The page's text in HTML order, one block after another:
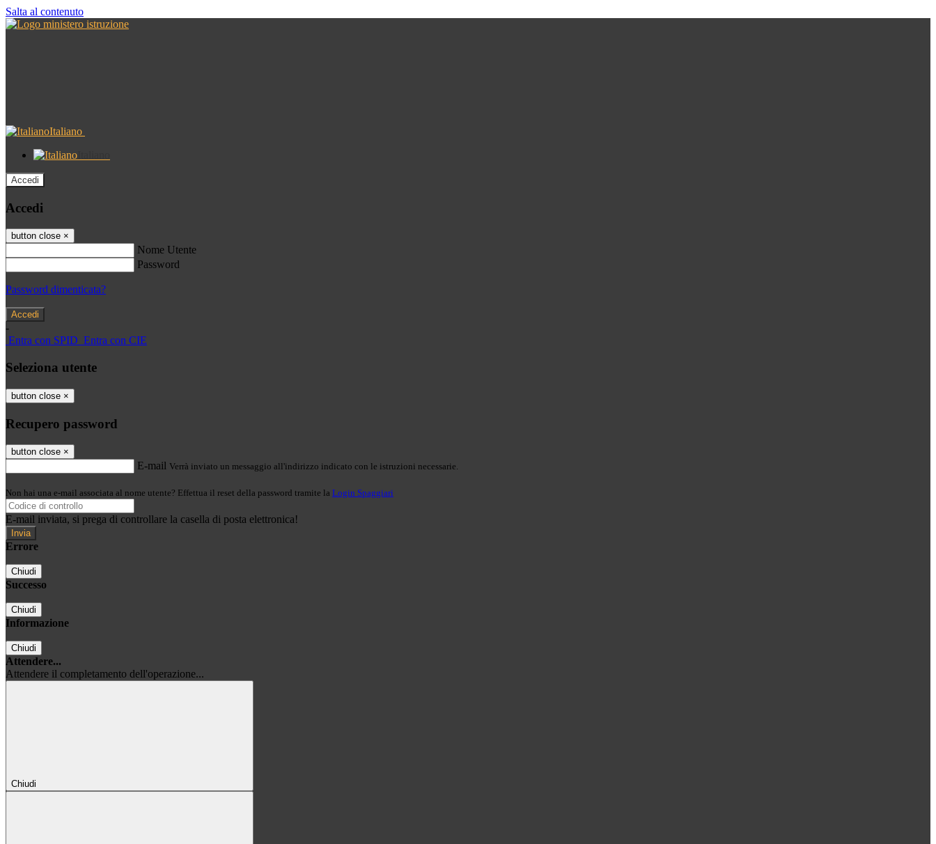
Salta al contenuto
Italiano
Accedi
Accedi
button close ×
Nome Utente
Password
Password dimenticata?
-
Entra con SPID Entra con CIE
Seleziona utente
button close ×
Recupero password
button close ×
E-mail Verrà inviato un messaggio all'indirizzo indicato con le istruzioni necessarie.
Non hai una e-mail associata al nome utente? Effettua il reset della password tramite la Login Spaggiari
E-mail inviata, si prega di controllare la casella di posta elettronica!
Errore
Chiudi
Successo
Chiudi
Informazione
Chiudi
Attendere...
Attendere il completamento dell'operazione...
Chiudi